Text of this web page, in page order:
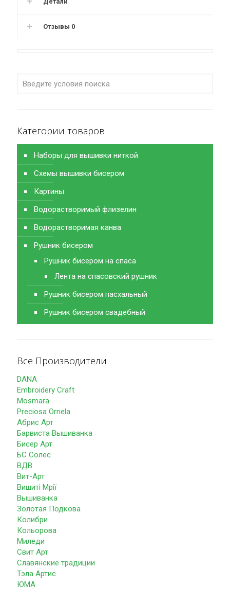
Отзывы 0
Категории товаров
Наборы для вышивки ниткой
Схемы вышивки бисером
Картины
Водорастворимый флизелин
Водорастворимая канва
Рушник бисером
Рушник бисером на спаса
Лента на спасовский рушник
Рушник бисером пасхальный
Рушник бисером свадебный
Все Производители
DANA
Embroidery Craft
Mosmara
Preciosa Ornela
Абрис Арт
Барвиста Вышиванка
Бисер Арт
БС Солес
ВДВ
Вит-Арт
Вишиті Мрії
Вышиванка
Золотая Подкова
Колибри
Кольорова
Миледи
Свит Арт
Славянские традиции
Тэла Артис
ЮМА